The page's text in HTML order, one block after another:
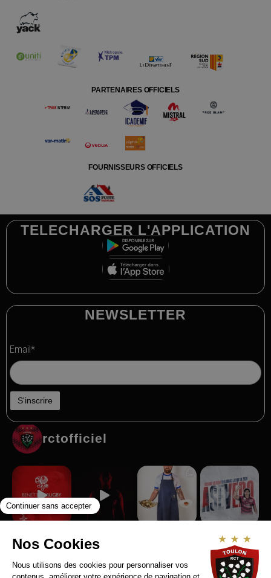
PARTENAIRES OFFICIELS
FOURNISSEURS OFFICIELS
TELECHARGER L'APPLICATION
NEWSLETTER
Email*
rctofficiel